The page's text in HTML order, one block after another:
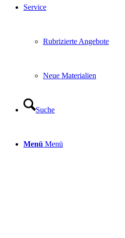
Service
Rubrizierte Angebote
Neue Materialien
Suche
Menü Menü